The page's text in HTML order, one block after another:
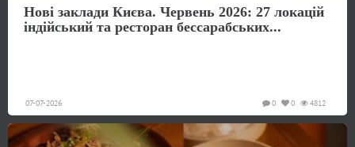
Нові заклади Києва. Червень 2026: 27 локацій
індійський та ресторан бессарабських...
07-07-2026 4812
0
0